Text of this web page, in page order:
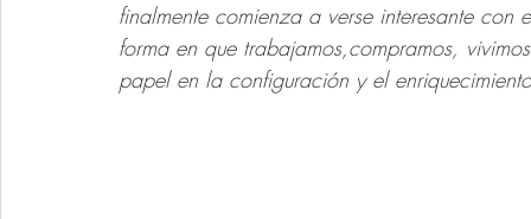
finalmente comienza a verse interesante
forma en que trabajamos,compramos,
papel en la configuración y el